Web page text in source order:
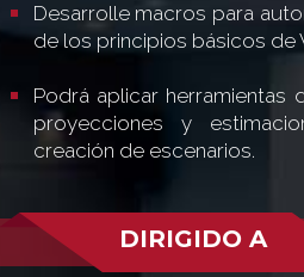
Desarrolle macros para
de los principios básicos de
Podrá aplicar herramientas
proyecciones y
creación de escenarios.
DIRIGIDO A